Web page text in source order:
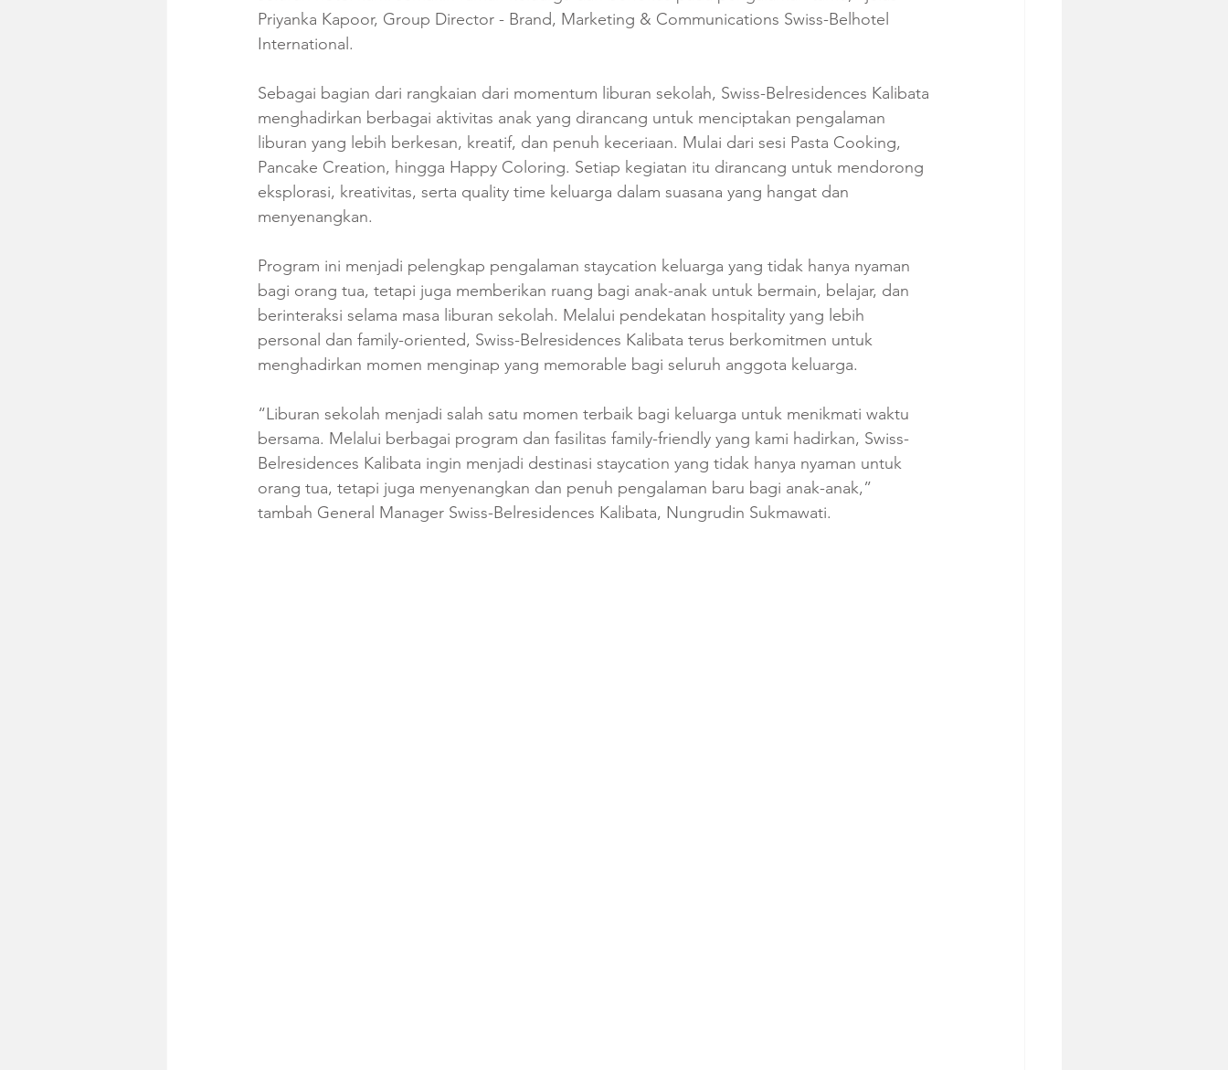
Priyanka Kapoor, Group Director - Brand, Marketing & Communications Swiss-Belhotel
International.
Sebagai bagian dari rangkaian dari momentum liburan sekolah, Swiss-Belresidences Kalibata
menghadirkan berbagai aktivitas anak yang dirancang untuk menciptakan pengalaman
liburan yang lebih berkesan, kreatif, dan penuh keceriaan. Mulai dari sesi Pasta Cooking,
Pancake Creation, hingga Happy Coloring. Setiap kegiatan itu dirancang untuk mendorong
eksplorasi, kreativitas, serta quality time keluarga dalam suasana yang hangat dan
menyenangkan.
Program ini menjadi pelengkap pengalaman staycation keluarga yang tidak hanya nyaman
bagi orang tua, tetapi juga memberikan ruang bagi anak-anak untuk bermain, belajar, dan
berinteraksi selama masa liburan sekolah. Melalui pendekatan hospitality yang lebih
personal dan family-oriented, Swiss-Belresidences Kalibata terus berkomitmen untuk
menghadirkan momen menginap yang memorable bagi seluruh anggota keluarga.
“Liburan sekolah menjadi salah satu momen terbaik bagi keluarga untuk menikmati waktu
bersama. Melalui berbagai program dan fasilitas family-friendly yang kami hadirkan, Swiss-
Belresidences Kalibata ingin menjadi destinasi staycation yang tidak hanya nyaman untuk
orang tua, tetapi juga menyenangkan dan penuh pengalaman baru bagi anak-anak,”
tambah General Manager Swiss-Belresidences Kalibata, Nungrudin Sukmawati.